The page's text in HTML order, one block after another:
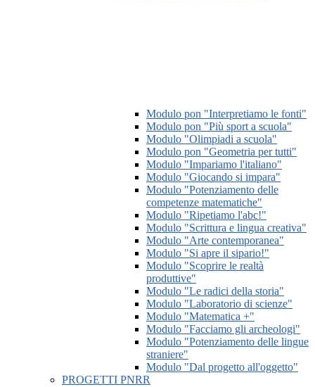
Modulo pon "Interpretiamo le fonti"
Modulo pon "Più sport a scuola"
Modulo "Olimpiadi a scuola"
Modulo pon "Geometria per tutti"
Modulo "Impariamo l'italiano"
Modulo "Giocando si impara"
Modulo "Potenziamento delle
competenze matematiche"
Modulo "Ripetiamo l'abc!"
Modulo "Scrittura e lingua creativa"
Modulo "Arte contemporanea"
Modulo "Si apre il sipario!"
Modulo "Scoprire le realtà
produttive"
Modulo "Le radici della storia"
Modulo "Laboratorio di scienze"
Modulo "Matematica +"
Modulo "Facciamo gli archeologi"
Modulo "Potenziamento delle lingue
straniere"
Modulo "Dal progetto all'oggetto"
PROGETTI PNRR